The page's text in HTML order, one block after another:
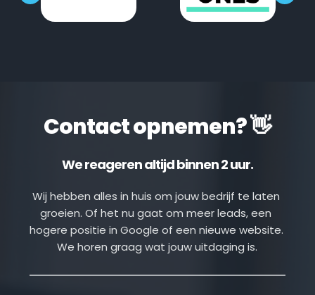
Contact opnemen? 👋
We reageren altijd binnen 2 uur.
Wij hebben alles in huis om jouw bedrijf te laten
groeien. Of het nu gaat om meer leads, een
hogere positie in Google of een nieuwe website.
We horen graag wat jouw uitdaging is.